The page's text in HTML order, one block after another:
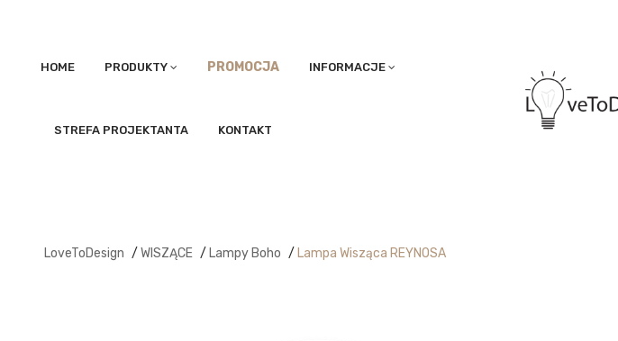
HOME PRODUKTY PROMOCJA INFORMACJE
STREFA PROJEKTANTA KONTAKT
LoveToDesign / WISZĄCE / Lampy Boho / Lampa Wisząca REYNOSA